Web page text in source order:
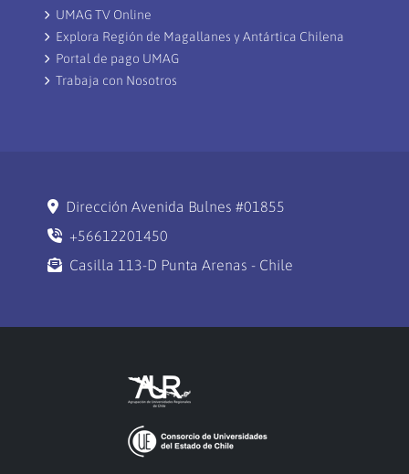
UMAG TV Online
Explora Región de Magallanes y Antártica Chilena
Portal de pago UMAG
Trabaja con Nosotros
Dirección Avenida Bulnes #01855
+56612201450
Casilla 113-D Punta Arenas - Chile